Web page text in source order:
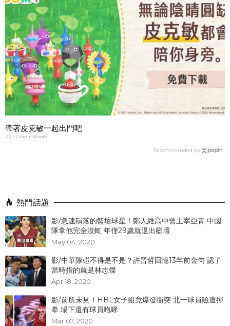
帶著皮克敏一起出門吧
PR・Pikmin Bloom
Recommended by
熱門話題
影/急速殞落的籃壇球星！鄭人維高中曾主宰亞青 中國
隊拿他完全沒輒 年僅29歲就退出籃壇
May 04, 2020
影/中華隊碰不得是不是？許晉哲回憶13年前金句 認了
當時指的就是林志傑
Apr 18, 2020
影/前所未見！HBL女子組竟爆發衝突 北一球員險遭揮
拳 場下還有球員咆哮
Mar 07, 2020